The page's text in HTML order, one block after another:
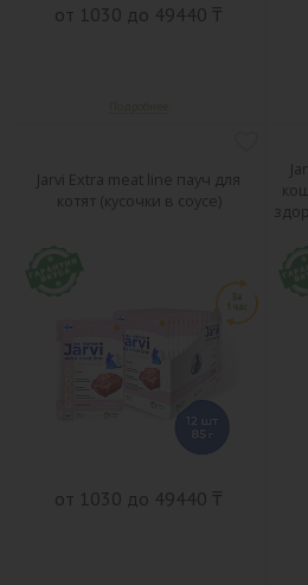
от 1030 до 49440 ₸
Jarvi Extra meat line пауч для
котят (кусочки в соусе)
от 1030 до 49440 ₸